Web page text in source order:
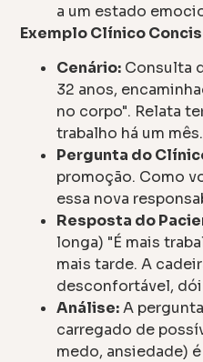
a um estado
Exemplo Clínico
Cenário: Consulta
32 anos,
no corpo". Relata
trabalho há um mês.
Pergunta do
promoção. Como
essa nova
Resposta do
longa) "É mais
mais tarde. A
desconfortável,
Análise:A
carregado de
medo, ansiedade)